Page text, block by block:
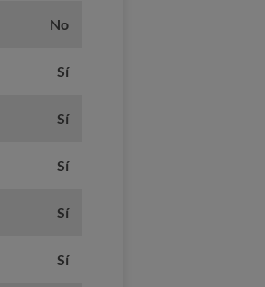
No
Sí
Sí
Sí
Sí
Sí